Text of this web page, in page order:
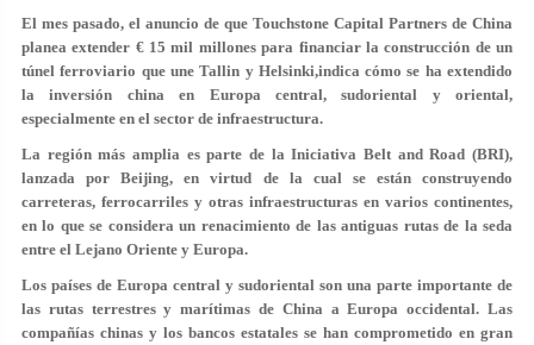
El mes pasado, el anuncio de que Touchstone Capital Partners de China
planea extender € 15 mil millones para financiar la construcción de un
túnel ferroviario que une Tallin y Helsinki,indica cómo se ha extendido
la inversión china en Europa central, sudoriental y oriental,
especialmente en el sector de infraestructura.
La región más amplia es parte de la Iniciativa Belt and Road (BRI),
lanzada por Beijing, en virtud de la cual se están construyendo
carreteras, ferrocarriles y otras infraestructuras en varios continentes,
en lo que se considera un renacimiento de las antiguas rutas de la seda
entre el Lejano Oriente y Europa.
Los países de Europa central y sudoriental son una parte importante de
las rutas terrestres y marítimas de China a Europa occidental. Las
compañías chinas y los bancos estatales se han comprometido en gran